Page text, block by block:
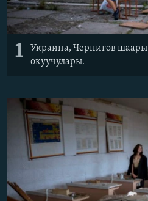
1
Украина, Чернигов
окуучулары.